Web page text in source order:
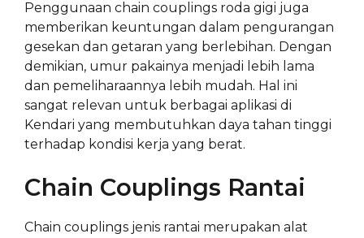
Penggunaan chain couplings roda gigi juga
memberikan keuntungan dalam pengurangan
gesekan dan getaran yang berlebihan. Dengan
demikian, umur pakainya menjadi lebih lama
dan pemeliharaannya lebih mudah. Hal ini
sangat relevan untuk berbagai aplikasi di
Kendari yang membutuhkan daya tahan tinggi
terhadap kondisi kerja yang berat.
Chain Couplings Rantai
Chain couplings jenis rantai merupakan alat